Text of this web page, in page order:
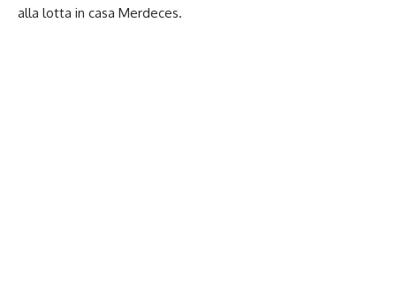
alla lotta in casa Merdeces.